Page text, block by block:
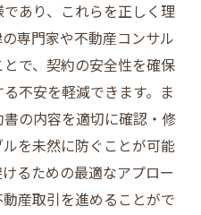
あり、これらを正しく理
専門家や不動産コンサル
で、契約の安全性を確保
不安を軽減できます。ま
の内容を適切に確認・修
を未然に防ぐことが可能
るための最適なアプロー
産取引を進めることがで